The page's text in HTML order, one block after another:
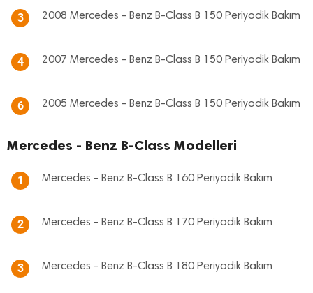
3 2008 Mercedes - Benz B-Class B 150 Periyodik Bakım
4 2007 Mercedes - Benz B-Class B 150 Periyodik Bakım
6 2005 Mercedes - Benz B-Class B 150 Periyodik Bakım
Mercedes - Benz B-Class Modelleri
1 Mercedes - Benz B-Class B 160 Periyodik Bakım
2 Mercedes - Benz B-Class B 170 Periyodik Bakım
3 Mercedes - Benz B-Class B 180 Periyodik Bakım